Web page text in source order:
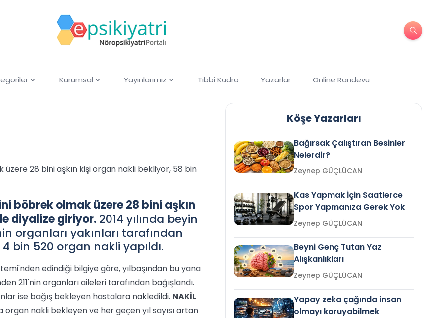
Kurumsal Yayınlarımız Tıbbi Kadro Yazarlar Online Randevu
üzere 28 bini aşkın kişi organ nakli bekliyor, 58 bin
böbrek olmak üzere 28 bini aşkın
diyalize giriyor. 2014 yılında beyin
organları yakınları tarafından
bin 520 organ nakli yapıldı.
edindiği bilgiye göre, yılbaşından bu yana
211'nin organları aileleri tarafından bağışlandı.
ise bağış bekleyen hastalara nakledildi. NAKİL
organ nakli bekleyen ve her geçen yıl sayısı artan
Köşe Yazarları
Bağırsak Çalıştıran Besinler
Nelerdir?
Zeynep GÜÇLÜCAN
Kas Yapmak İçin Saatlerce
Spor Yapmanıza Gerek Yok
Zeynep GÜÇLÜCAN
Beyni Genç Tutan Yaz
Alışkanlıkları
Zeynep GÜÇLÜCAN
Yapay zeka çağında insan
olmayı koruyabilmek